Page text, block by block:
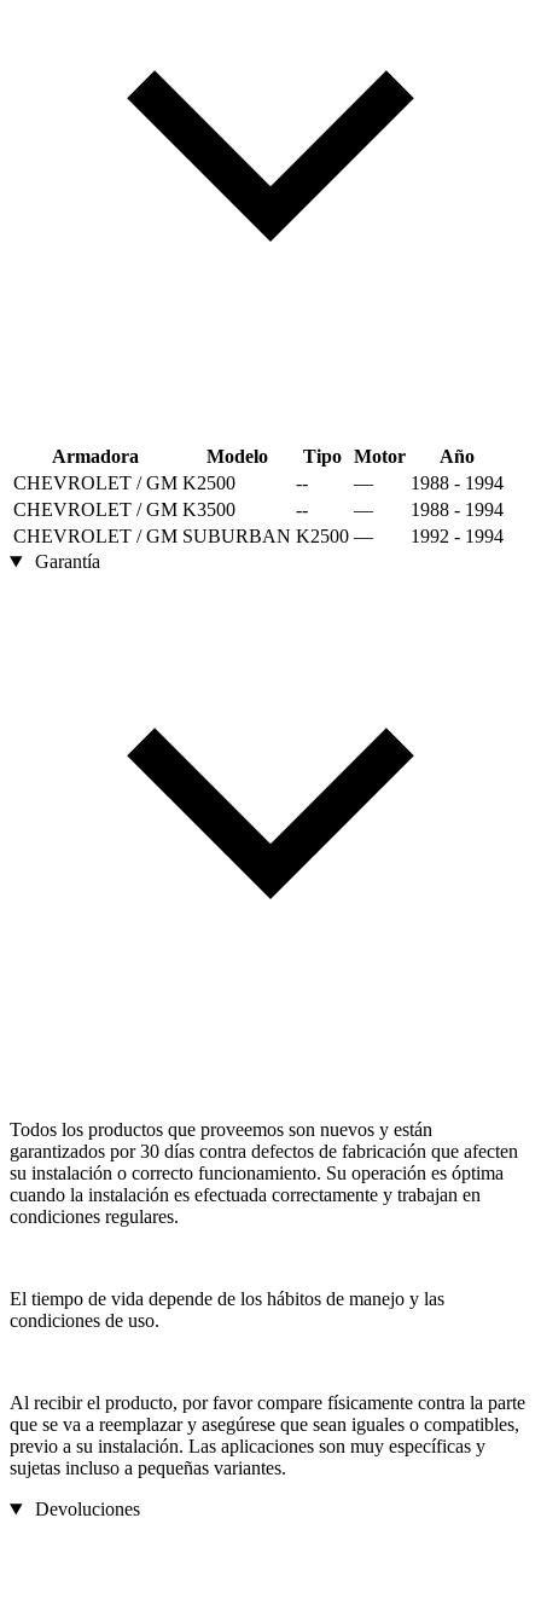
Armadora Modelo Tipo Motor
Año
CHEVROLET / GM K2500 -- —
1988 - 1994
CHEVROLET / GM K3500 -- —
1988 - 1994
CHEVROLET / GM SUBURBAN K2500 —
1992 - 1994
Garantía
Todos los productos que proveemos son nuevos y están
garantizados por 30 días contra defectos de fabricación que afecten
su instalación o correcto funcionamiento. Su operación es óptima
cuando la instalación es efectuada correctamente y trabajan en
condiciones regulares.
El tiempo de vida depende de los hábitos de manejo y las
condiciones de uso.
Al recibir el producto, por favor compare físicamente contra la parte
que se va a reemplazar y asegúrese que sean iguales o compatibles,
previo a su instalación. Las aplicaciones son muy específicas y
sujetas incluso a pequeñas variantes.
Devoluciones